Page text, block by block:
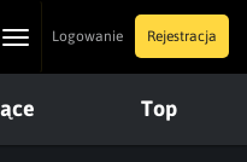
ToggleLogowanie Rejestracja
Top